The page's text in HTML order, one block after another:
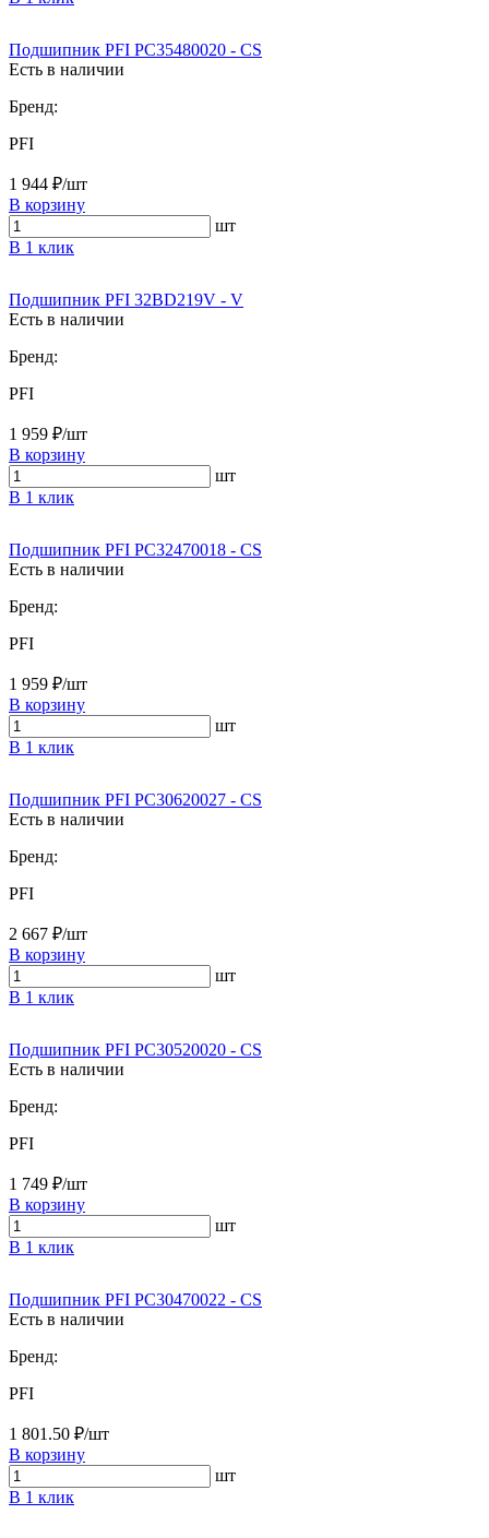
Подшипник PFI PC35480020 - CS
Есть в наличии
Бренд:
PFI
1 944 ₽/шт
В корзину
шт
В 1 клик
Подшипник PFI 32BD219V - V
Есть в наличии
Бренд:
PFI
1 959 ₽/шт
В корзину
шт
В 1 клик
Подшипник PFI PC32470018 - CS
Есть в наличии
Бренд:
PFI
1 959 ₽/шт
В корзину
шт
В 1 клик
Подшипник PFI PC30620027 - CS
Есть в наличии
Бренд:
PFI
2 667 ₽/шт
В корзину
шт
В 1 клик
Подшипник PFI PC30520020 - CS
Есть в наличии
Бренд:
PFI
1 749 ₽/шт
В корзину
шт
В 1 клик
Подшипник PFI PC30470022 - CS
Есть в наличии
Бренд:
PFI
1 801.50 ₽/шт
В корзину
шт
В 1 клик